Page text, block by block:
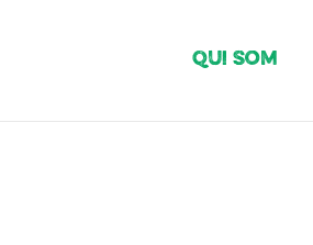
Qui Som